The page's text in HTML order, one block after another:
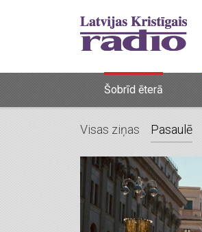
Šobrīd ēterā
Visas ziņas Pasaulē